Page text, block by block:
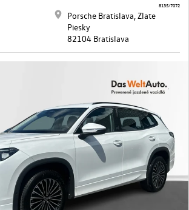
Porsche Bratislava, Zlate
Piesky
82104 Bratislava
8135/7072